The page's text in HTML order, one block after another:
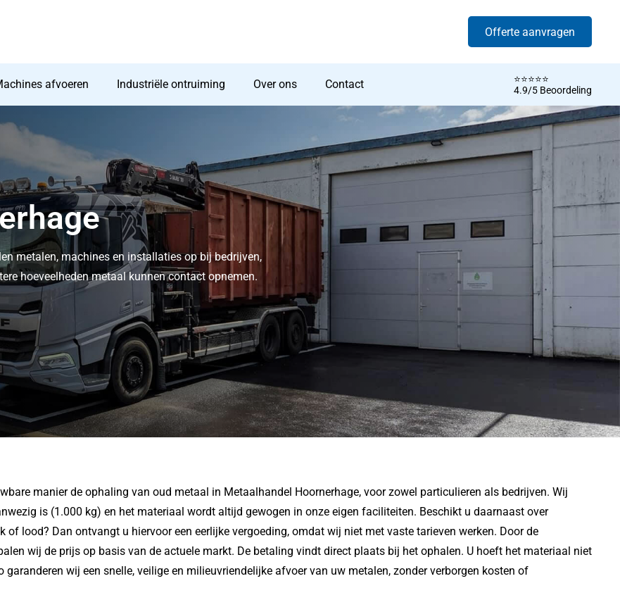
Offerte aanvragen
afvoeren Industriële ontruiming Over ons Contact
⭐️⭐️⭐️⭐️⭐️
4.9/5 Beoordeling
metalen, machines en installaties op bij bedrijven,
hoeveelheden metaal kunnen contact opnemen.
manier de ophaling van oud metaal in Metaalhandel Hoornerhage, voor zowel particulieren als bedrijven. Wij
is (1.000 kg) en het materiaal wordt altijd gewogen in onze eigen faciliteiten. Beschikt u daarnaast over
of lood? Dan ontvangt u hiervoor een eerlijke vergoeding, omdat wij niet met vaste tarieven werken. Door de
wij de prijs op basis van de actuele markt. De betaling vindt direct plaats bij het ophalen. U hoeft het materiaal niet
wij een snelle, veilige en milieuvriendelijke afvoer van uw metalen, zonder verborgen kosten of